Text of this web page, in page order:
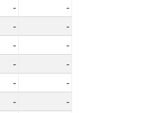
-
-
-
-
-
-
-
-
-
-
-
-